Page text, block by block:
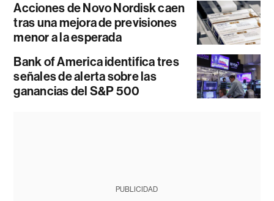
Acciones de Novo Nordisk caen
tras una mejora de previsiones
menor a la esperada
Bank of America identifica tres
señales de alerta sobre las
ganancias del S&P 500
PUBLICIDAD